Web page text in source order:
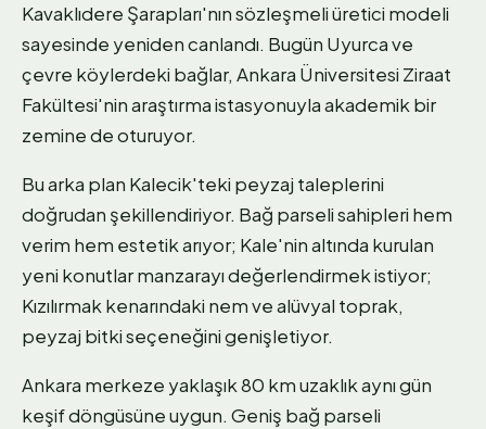
Kavaklıdere Şarapları'nın sözleşmeli üretici modeli
sayesinde yeniden canlandı. Bugün Uyurca ve
çevre köylerdeki bağlar, Ankara Üniversitesi Ziraat
Fakültesi'nin araştırma istasyonuyla akademik bir
zemine de oturuyor.
Bu arka plan Kalecik'teki peyzaj taleplerini
doğrudan şekillendiriyor. Bağ parseli sahipleri hem
verim hem estetik arıyor; Kale'nin altında kurulan
yeni konutlar manzarayı değerlendirmek istiyor;
Kızılırmak kenarındaki nem ve alüvyal toprak,
peyzaj bitki seçeneğini genişletiyor.
Ankara merkeze yaklaşık 80 km uzaklık aynı gün
keşif döngüsüne uygun. Geniş bağ parseli